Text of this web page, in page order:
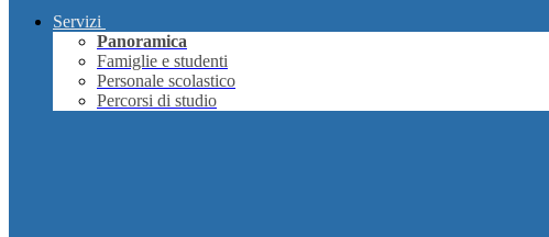
Servizi
Panoramica
Famiglie e studenti
Personale scolastico
Percorsi di studio